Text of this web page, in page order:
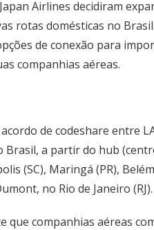
Airlines decidiram
rotas domésticas no
de conexão para
companhias aéreas.
de codeshare entre
Brasil, a partir do hub
(SC), Maringá (PR),
no Rio de Janeiro (RJ).
que companhias aéreas